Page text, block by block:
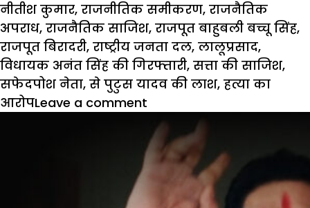
नीतीश कुमार, राजनीतिक समीकरण, राजनैतिक
अपराध, राजनैतिक साजिश, राजपूत बाहुबली बच्चू सिंह,
राजपूत बिरादरी, राष्ट्रीय जनता दल, लालूप्रसाद,
विधायक अनंत सिंह की गिरफ्तारी, सत्ता की साजिश,
सफेदपोश नेता, से पुटुस यादव की लाश, हत्या का
आरोपLeave a comment